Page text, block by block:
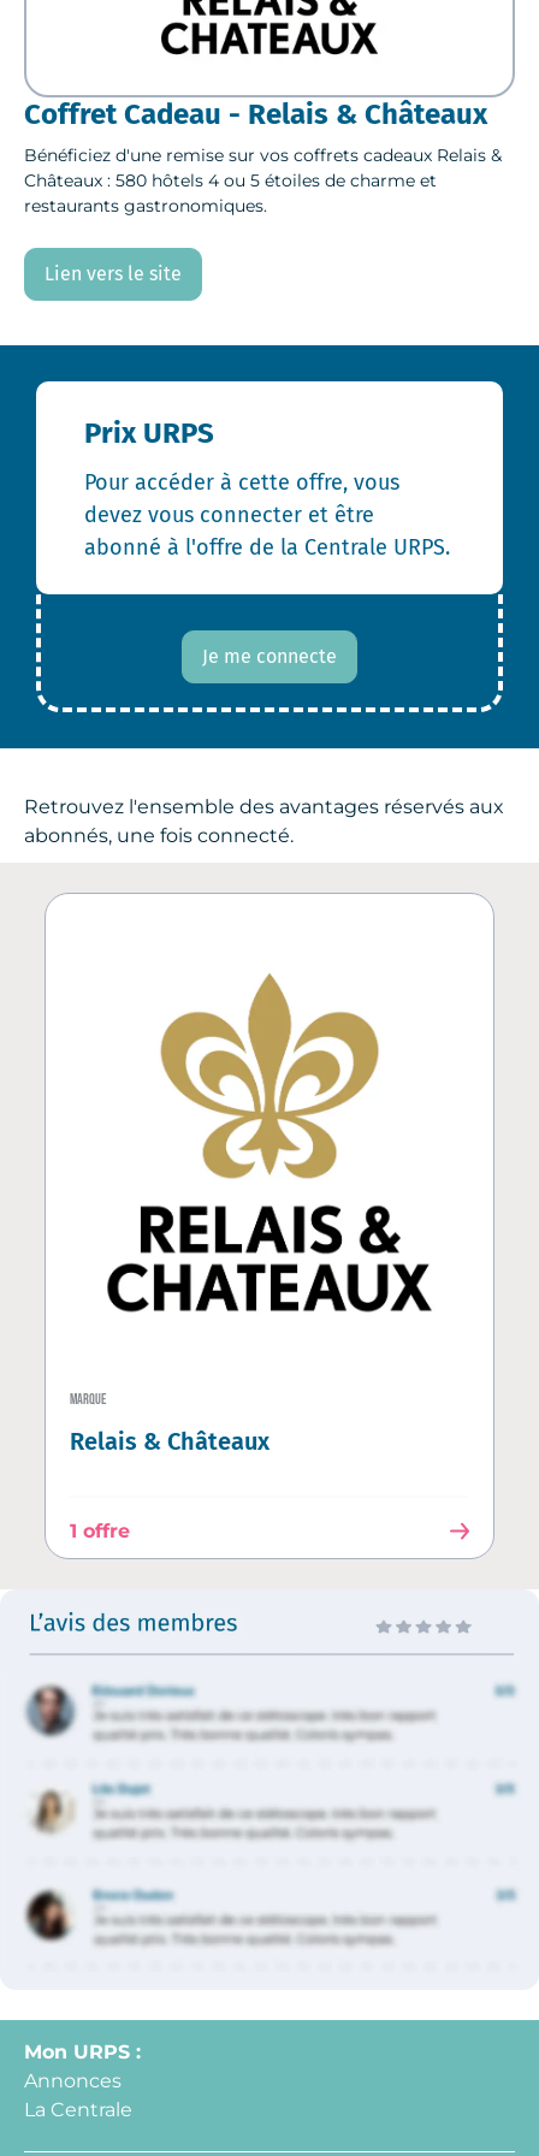
Coffret Cadeau - Relais & Châteaux
Bénéficiez d'une remise sur vos coffrets cadeaux Relais &
Châteaux : 580 hôtels 4 ou 5 étoiles de charme et
restaurants gastronomiques.
Lien vers le site
Prix URPS
Pour accéder à cette offre, vous
devez vous connecter et être
abonné à l'offre de la Centrale URPS.
Je me connecte
Retrouvez l'ensemble des avantages réservés aux
abonnés, une fois connecté.
MARQUE
Relais & Châteaux
1 offre
Mon URPS :
Annonces
La Centrale